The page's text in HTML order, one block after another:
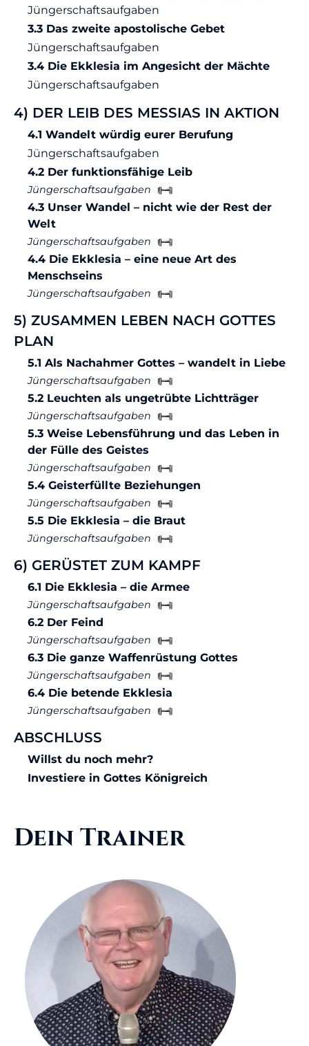
Jüngerschaftsaufgaben
3.3 Das zweite apostolische Gebet
Jüngerschaftsaufgaben
3.4 Die Ekklesia im Angesicht der Mächte
Jüngerschaftsaufgaben
4) DER LEIB DES MESSIAS IN AKTION
4.1 Wandelt würdig eurer Berufung
Jüngerschaftsaufgaben
4.2 Der funktionsfähige Leib
Jüngerschaftsaufgaben
4.3 Unser Wandel – nicht wie der Rest der
Welt
Jüngerschaftsaufgaben
4.4 Die Ekklesia – eine neue Art des
Menschseins
Jüngerschaftsaufgaben
5) ZUSAMMEN LEBEN NACH GOTTES
PLAN
5.1 Als Nachahmer Gottes – wandelt in Liebe
Jüngerschaftsaufgaben
5.2 Leuchten als ungetrübte Lichtträger
Jüngerschaftsaufgaben
5.3 Weise Lebensführung und das Leben in
der Fülle des Geistes
Jüngerschaftsaufgaben
5.4 Geisterfüllte Beziehungen
Jüngerschaftsaufgaben
5.5 Die Ekklesia – die Braut
Jüngerschaftsaufgaben
6) GERÜSTET ZUM KAMPF
6.1 Die Ekklesia – die Armee
Jüngerschaftsaufgaben
6.2 Der Feind
Jüngerschaftsaufgaben
6.3 Die ganze Waffenrüstung Gottes
Jüngerschaftsaufgaben
6.4 Die betende Ekklesia
Jüngerschaftsaufgaben
ABSCHLUSS
Willst du noch mehr?
Investiere in Gottes Königreich
Dein Trainer